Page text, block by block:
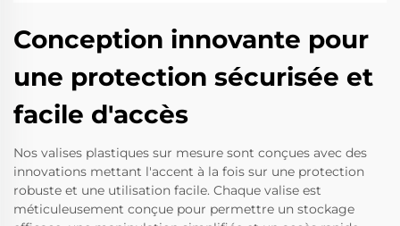
Conception innovante pour
une protection sécurisée et
facile d'accès
Nos valises plastiques sur mesure sont conçues avec des
innovations mettant l'accent à la fois sur une protection
robuste et une utilisation facile. Chaque valise est
méticuleusement conçue pour permettre un stockage